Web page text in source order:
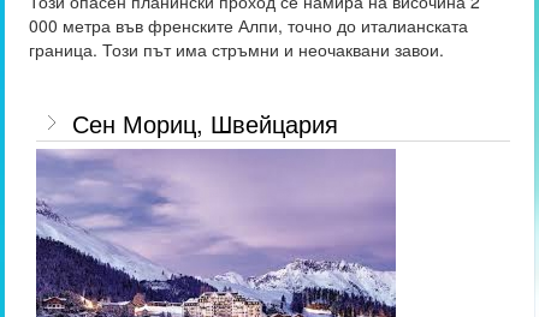
000 метра във френските Алпи, точно до италианската
граница. Този път има стръмни и неочаквани завои.
Сен Мориц, Швейцария